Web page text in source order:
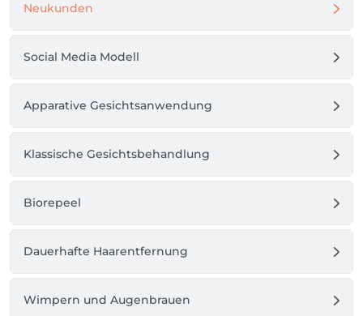
Neukunden
Social Media Modell
Apparative Gesichtsanwendung
Klassische Gesichtsbehandlung
Biorepeel
Dauerhafte Haarentfernung
Wimpern und Augenbrauen